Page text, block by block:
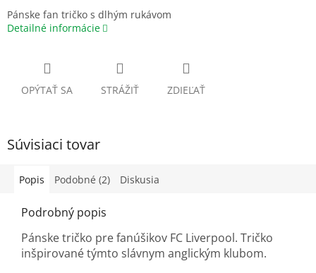
Pánske fan tričko s dlhým rukávom
Detailné informácie
OPÝTAŤ SA STRÁŽIŤ ZDIEĽAŤ
Súvisiaci tovar
Popis Podobné (2) Diskusia
Podrobný popis
Pánske tričko pre fanúšikov FC Liverpool. Tričko
inšpirované týmto slávnym anglickým klubom.